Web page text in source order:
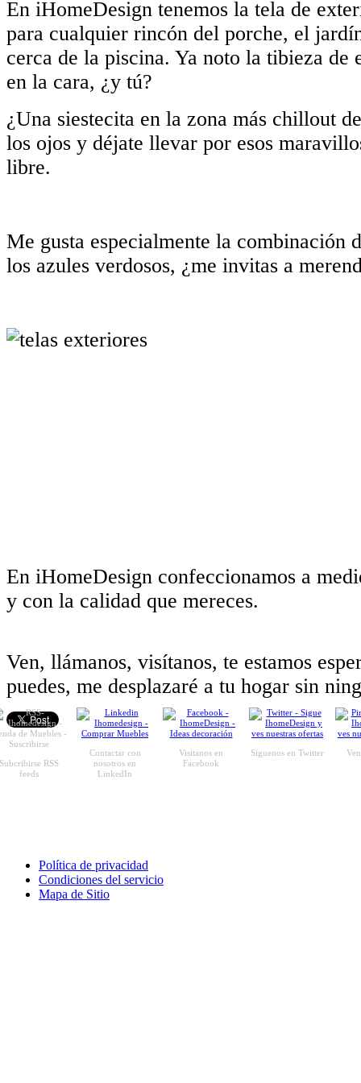
En iHomeDesign tenemos la tela de
para cualquier rincón del porche, el
cerca de la piscina. Ya noto la tibieza de
en la cara, ¿y tú?
¿Una siestecita en la zona más chillout
los ojos y déjate llevar por esos
libre.
Me gusta especialmente la combinación
los azules verdosos, ¿me invitas a
En iHomeDesign confeccionamos a
y con la calidad que mereces.
Ven, llámanos, visítanos, te estamos
puedes, me desplazaré a tu hogar sin
¡¡Psicodecoremos
RSS
feeds
Contactar con
nosotros en
LinkedIn
Visitanos en
Facebook
Siguenos en Twitter
Política de privacidad
Condiciones del servicio
Mapa de Sitio